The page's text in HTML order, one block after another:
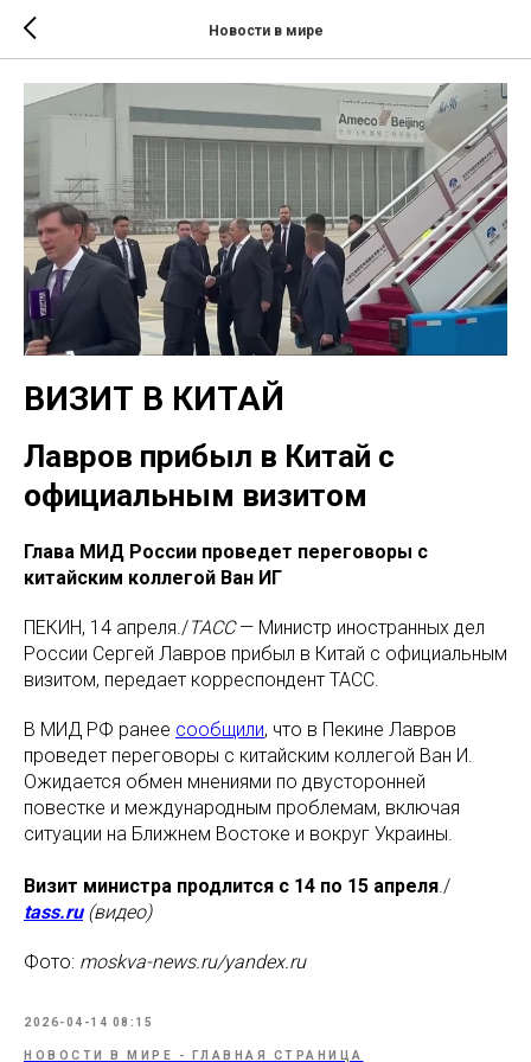
Новости в мире
ВИЗИТ В КИТАЙ
Лавров прибыл в Китай с
официальным визитом
Глава МИД России проведет переговоры с
китайским коллегой Ван ИГ
ПЕКИН, 14 апреля./ТАСС— Министр иностранных дел
России Сергей Лавров прибыл в Китай с официальным
визитом, передает корреспондент ТАСС.
В МИД РФ ранее сообщили, что в Пекине Лавров
проведет переговоры с китайским коллегой Ван И.
Ожидается обмен мнениями по двусторонней
повестке и международным проблемам, включая
ситуации на Ближнем Востоке и вокруг Украины.
Визит министра продлится с 14 по 15 апреля./
tass.ru (видео)
Фото: moskva-news.ru/yandex.ru
2026-04-14 08:15
НОВОСТИ В МИРЕ - ГЛАВНАЯ СТРАНИЦА